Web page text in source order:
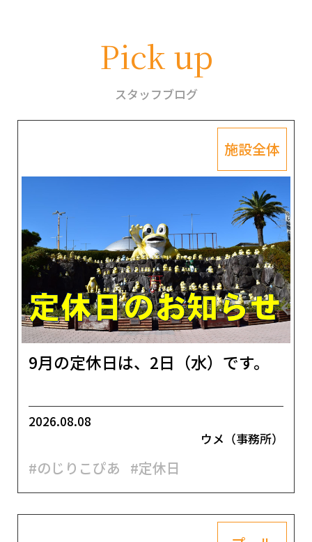
Pick up
スタッフブログ
施設全体
9月の定休日は、2日（水）です。
2026.08.08
ウメ（事務所）
#のじりこぴあ #定休日